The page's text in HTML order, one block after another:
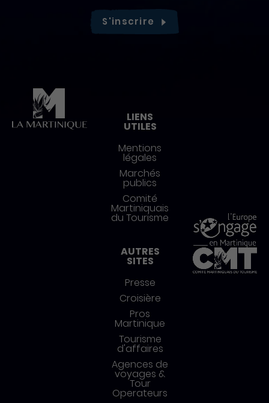
S'inscrire
LIENS
UTILES
Mentions
légales
Marchés
publics
Comité
Martiniquais
du Tourisme
AUTRES
SITES
Presse
Croisière
Pros
Martinique
Tourisme
d'affaires
Agences de
voyages &
Tour
Operateurs